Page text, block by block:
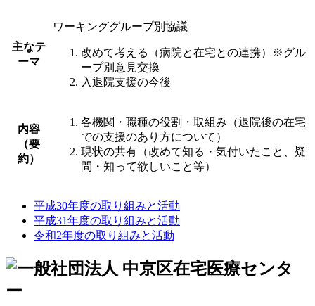
主なテ
ーマ
ワーキンググループ別協議
改めて考える（病院と在宅との連携）※グル
ープ別意見交換
入退院支援の今後
内容
（要
約）
各機関・職種の役割・取組み（退院後の在宅
での支援のあり方について）
現状の共有（改めて知る・気付いたこと、疑
問・知って欲しいこと等）
平成30年度の取り組みと活動
平成31年度の取り組みと活動
令和2年度の取り組みと活動